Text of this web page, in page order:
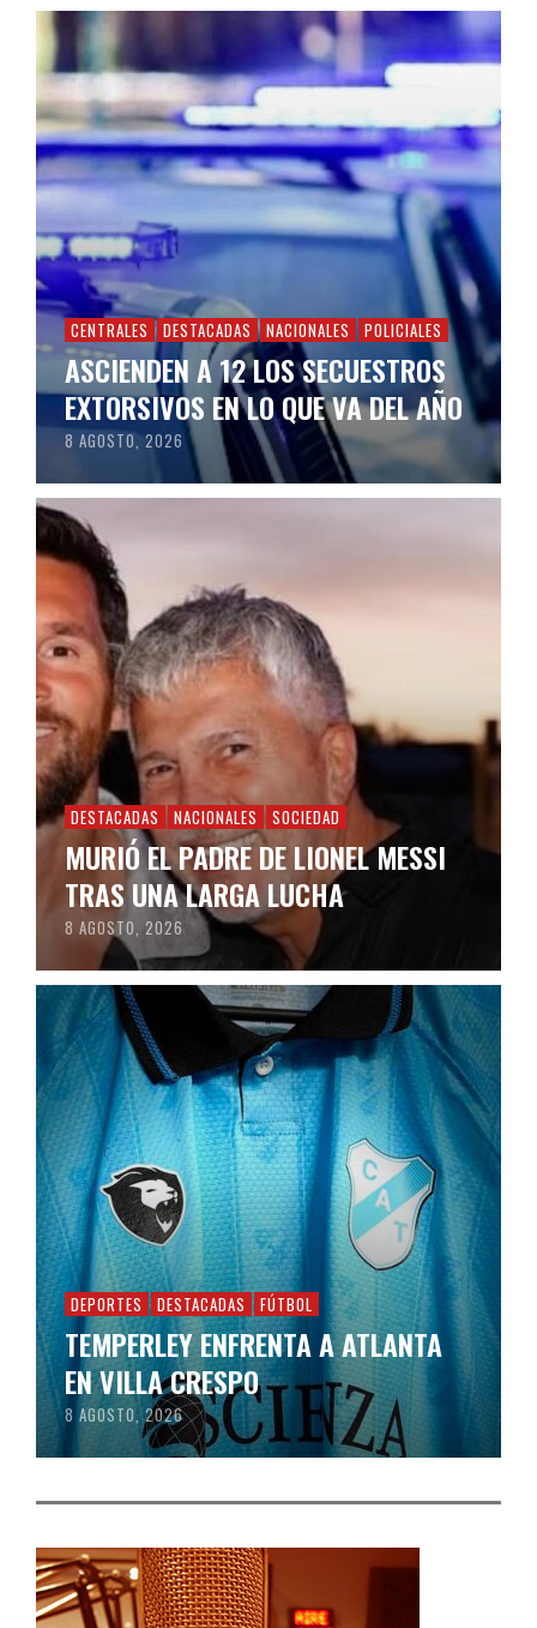
CENTRALES DESTACADAS NACIONALES POLICIALES
ASCIENDEN A 12 LOS SECUESTROS
EXTORSIVOS EN LO QUE VA DEL AÑO
8 AGOSTO, 2026
DESTACADAS NACIONALES SOCIEDAD
MURIÓ EL PADRE DE LIONEL MESSI
TRAS UNA LARGA LUCHA
8 AGOSTO, 2026
DEPORTES DESTACADAS FÚTBOL
TEMPERLEY ENFRENTA A ATLANTA
EN VILLA CRESPO
8 AGOSTO, 2026